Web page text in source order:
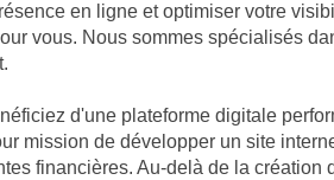
en ligne et optimiser votre
vous. Nous sommes spécialisés
d'une plateforme digitale
mission de développer un site
financières. Au-delà de la création